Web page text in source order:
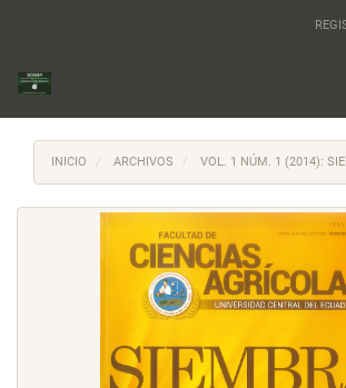
principal
Barra
lateral
INICIO ARCHIVOS VOL. 1 NÚM. 1 (2014):